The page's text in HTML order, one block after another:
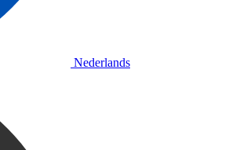
Nederlands